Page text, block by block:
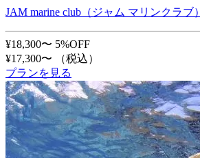
JAM marine club（ジャム マリンクラブ）
¥18,300〜 5%OFF
¥17,300〜
（税込）
プランを見る